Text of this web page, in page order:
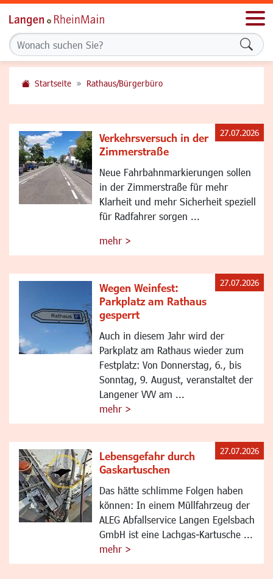
Startseite Rathaus/Bürgerbüro
Verkehrsversuch in der
Zimmerstraße
Neue Fahrbahnmarkierungen sollen
in der Zimmerstraße für mehr
Klarheit und mehr Sicherheit speziell
für Radfahrer sorgen ...
mehr >
27.07.2026
Wegen Weinfest:
Parkplatz am Rathaus
gesperrt
Auch in diesem Jahr wird der
Parkplatz am Rathaus wieder zum
Festplatz: Von Donnerstag, 6., bis
Sonntag, 9. August, veranstaltet der
Langener VVV am ...
mehr >
27.07.2026
Lebensgefahr durch
Gaskartuschen
Das hätte schlimme Folgen haben
können: In einem Müllfahrzeug der
ALEG Abfallservice Langen Egelsbach
GmbH ist eine Lachgas-Kartusche ...
mehr >
27.07.2026